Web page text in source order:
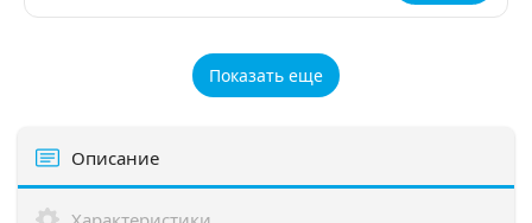
Показать еще
Описание